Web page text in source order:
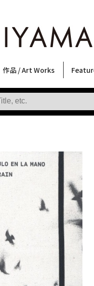
作品 / Art Works
フォトグラフィー
Photography
ポスター
Posters
ストリートアート
Street Art
立体・その他
Sculptures / etc
アートワークス
Art Works
Primary Artworks
KOMIYAMA TOKYO ART LABEL
版画
Prints
稲嶺啓
村田言
丸岡和
Rico
キム・
菅谷晋
柴田亜
内藤啓
CHRIS
林月光
二本木
内藤ル
大西洋
佐伯俊
三島剛
横尾忠
森山大
天野タ
大類信
秋赤音
三島由
須藤昌
北島敬
春川ナ